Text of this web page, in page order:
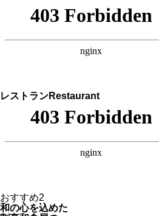
レストランRestaurant
おすすめ2
和の心を込めた